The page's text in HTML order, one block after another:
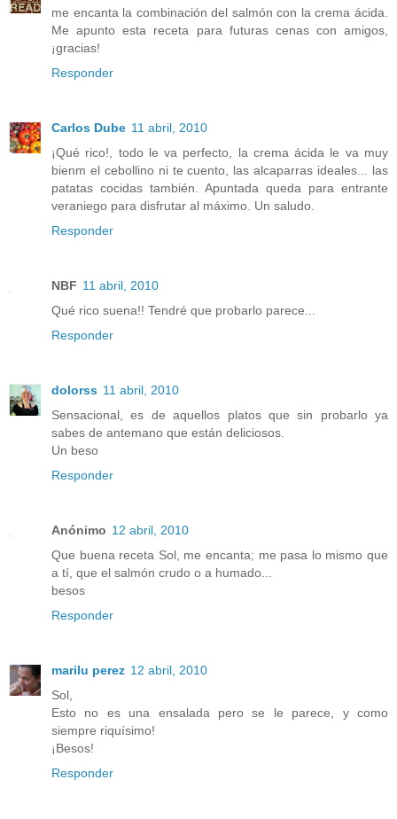
me encanta la combinación del salmón con la crema ácida.
Me apunto esta receta para futuras cenas con amigos,
¡gracias!
Responder
Carlos Dube 11 abril, 2010
¡Qué rico!, todo le va perfecto, la crema ácida le va muy
bienm el cebollino ni te cuento, las alcaparras ideales... las
patatas cocidas también. Apuntada queda para entrante
veraniego para disfrutar al máximo. Un saludo.
Responder
NBF 11 abril, 2010
Qué rico suena!! Tendré que probarlo parece...
Responder
dolorss 11 abril, 2010
Sensacional, es de aquellos platos que sin probarlo ya
sabes de antemano que están deliciosos.
Un beso
Responder
Anónimo 12 abril, 2010
Que buena receta Sol, me encanta; me pasa lo mismo que
a tí, que el salmón crudo o a humado...
besos
Responder
marilu perez 12 abril, 2010
Sol,
Esto no es una ensalada pero se le parece, y como
siempre riquísimo!
¡Besos!
Responder